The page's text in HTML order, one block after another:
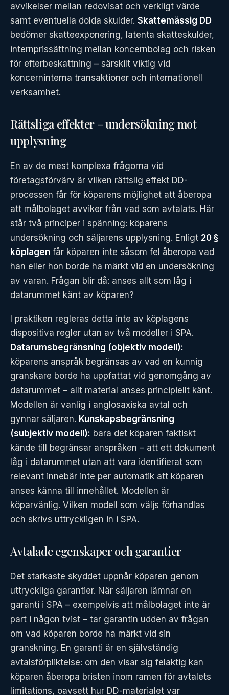
avvikelser mellan redovisat och verkligt värde
samt eventuella dolda skulder. Skattemässig DD
bedömer skatteexponering, latenta skatteskulder,
internprissättning mellan koncernbolag och risken
för efterbeskattning – särskilt viktig vid
koncerninterna transaktioner och internationell
verksamhet.
Rättsliga effekter – undersökning mot
upplysning
En av de mest komplexa frågorna vid
företagsförvärv är vilken rättslig effekt DD-
processen får för köparens möjlighet att åberopa
att målbolaget avviker från vad som avtalats. Här
står två principer i spänning: köparens
undersökning och säljarens upplysning. Enligt 20 §
köplagen får köparen inte såsom fel åberopa vad
han eller hon borde ha märkt vid en undersökning
av varan. Frågan blir då: anses allt som låg i
datarummet känt av köparen?
I praktiken regleras detta inte av köplagens
dispositiva regler utan av två modeller i SPA.
Datarumsbegränsning (objektiv modell):
köparens anspråk begränsas av vad en kunnig
granskare borde ha uppfattat vid genomgång av
datarummet – allt material anses principiellt känt.
Modellen är vanlig i anglosaxiska avtal och
gynnar säljaren. Kunskapsbegränsning
(subjektiv modell): bara det köparen faktiskt
kände till begränsar anspråken – att ett dokument
låg i datarummet utan att vara identifierat som
relevant innebär inte per automatik att köparen
anses känna till innehållet. Modellen är
köparvänlig. Vilken modell som väljs förhandlas
och skrivs uttryckligen in i SPA.
Avtalade egenskaper och garantier
Det starkaste skyddet uppnår köparen genom
uttryckliga garantier. När säljaren lämnar en
garanti i SPA – exempelvis att målbolaget inte är
part i någon tvist – tar garantin udden av frågan
om vad köparen borde ha märkt vid sin
granskning. En garanti är en självständig
avtalsförpliktelse: om den visar sig felaktig kan
köparen åberopa bristen inom ramen för avtalets
limitations, oavsett hur DD-materialet var